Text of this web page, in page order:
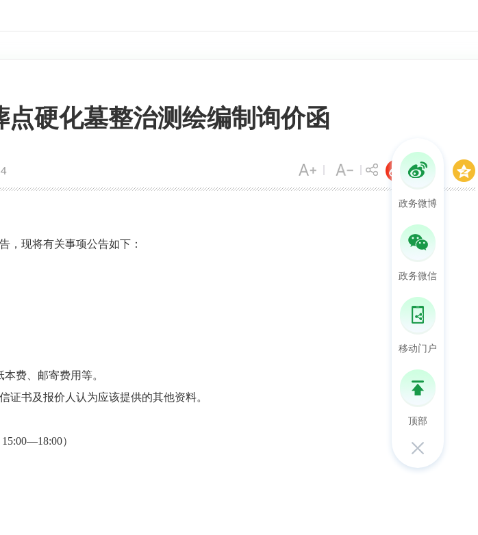
硬化墓整治测绘编制询价函
，现将有关事项公告如下：
费、邮寄费用等。
证书及报价人认为应该提供的其他资料。
）
政务微博
政务微信
移动门户
顶部